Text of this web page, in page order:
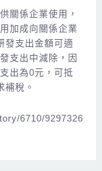
關係企業使用，
加成向關係企業
發支出金額可適
支出中減除，因
出為0元，可抵
補稅。
6710/9297326